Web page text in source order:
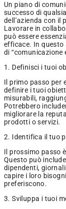
Un piano di
successo di
dell’azienda con il
Lavorare in
può essere
efficace. In questo
di “comunicazione
1. Definisci i tuoi
Il primo passo per
definire i tuoi
misurabili,
Potrebbero
migliorare la
prodotti o servizi.
2. Identifica il tuo
Il prossimo passo
Questo può
dipendenti,
capire i loro
preferiscono.
3. Sviluppa i tuoi